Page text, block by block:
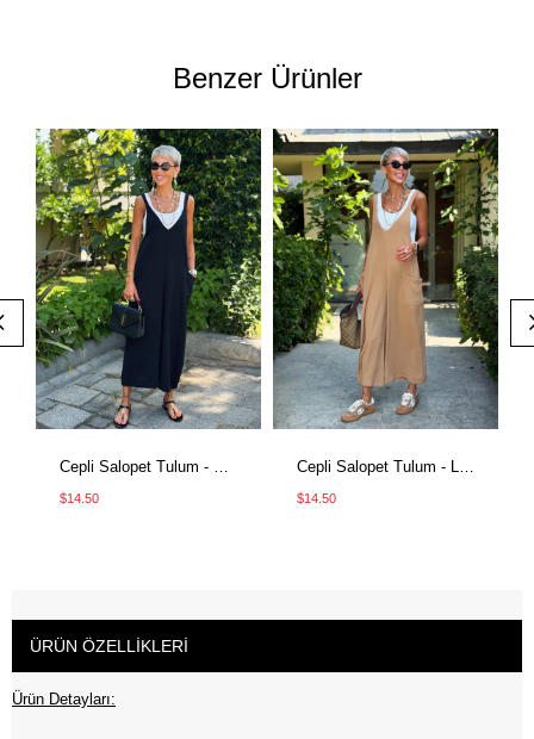
Benzer Ürünler
$14.50 $14.50
ÜRÜN ÖZELLIKLERI
Ürün Detayları: